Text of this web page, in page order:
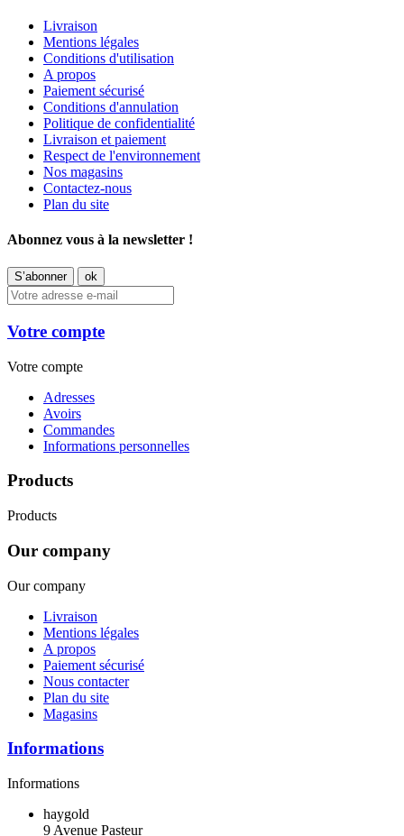
Livraison
Mentions légales
Conditions d'utilisation
A propos
Paiement sécurisé
Conditions d'annulation
Politique de confidentialité
Livraison et paiement
Respect de l'environnement
Nos magasins
Contactez-nous
Plan du site
Abonnez vous à la newsletter !
Votre compte
Votre compte
Adresses
Avoirs
Commandes
Informations personnelles
Products
Products
Our company
Our company
Livraison
Mentions légales
A propos
Paiement sécurisé
Nous contacter
Plan du site
Magasins
Informations
Informations
haygold
9 Avenue Pasteur